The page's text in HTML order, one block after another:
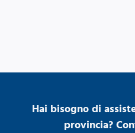
Hai bisogno di
provincia?